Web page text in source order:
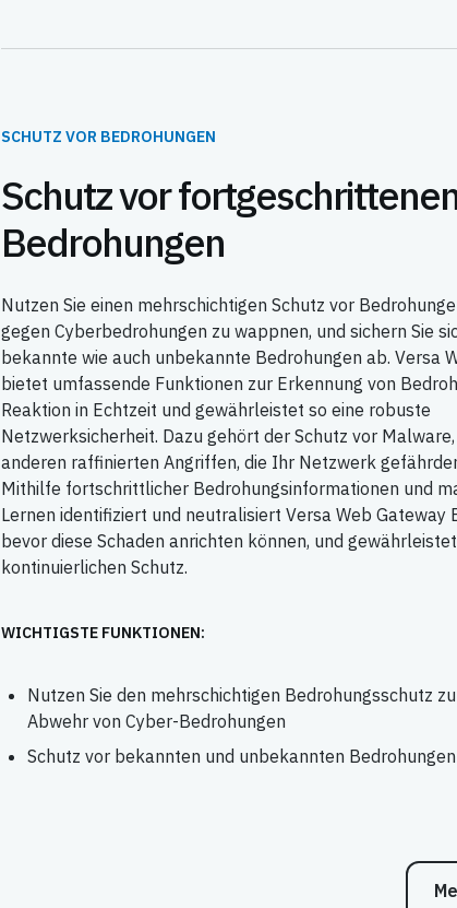
SCHUTZ VOR BEDROHUNGEN
Schutz vor
Bedrohungen
Nutzen Sie einen mehrschichtigen Schutz vor
gegen Cyberbedrohungen zu wappnen, und sichern Sie
bekannte wie auch unbekannte Bedrohungen ab. Versa
bietet umfassende Funktionen zur Erkennung von
Reaktion in Echtzeit und gewährleistet so eine robuste
Netzwerksicherheit. Dazu gehört der Schutz vor Malware,
anderen raffinierten Angriffen, die Ihr Netzwerk
Mithilfe fortschrittlicher Bedrohungsinformationen und
Lernen identifiziert und neutralisiert Versa Web Gateway
bevor diese Schaden anrichten können, und
kontinuierlichen Schutz.​
WICHTIGSTE FUNKTIONEN:
Nutzen Sie den mehrschichtigen Bedrohungsschutz
Abwehr von Cyber-Bedrohungen
Schutz vor bekannten und unbekannten Bedrohungen